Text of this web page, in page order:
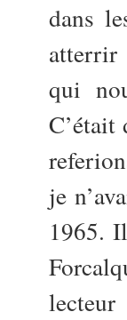
dans
atterrir
qui
C’était
je
1965.